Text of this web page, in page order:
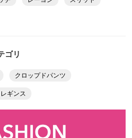
ゴリ
クロップドパンツ
ギンス